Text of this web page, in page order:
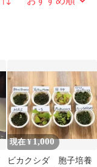
並び替え
現在 ¥1,000
ビカクシダ 胞子培養